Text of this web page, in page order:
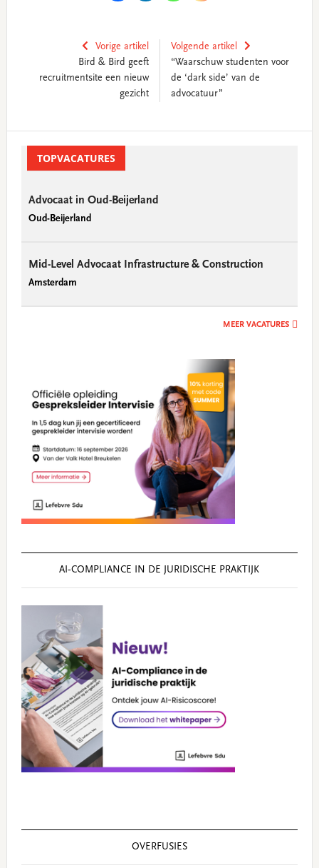
Vorige artikel
Bird & Bird geeft
recruitmentsite een nieuw
gezicht
Volgende artikel
“Waarschuw studenten voor
de ‘dark side’ van de
advocatuur”
SidebarTOPVACATURES
Advocaat in Oud-Beijerland
Oud-Beijerland
Mid-Level Advocaat Infrastructure & Construction
Amsterdam
MEER VACATURES
AI‑COMPLIANCE IN DE JURIDISCHE PRAKTIJK
OVERFUSIES